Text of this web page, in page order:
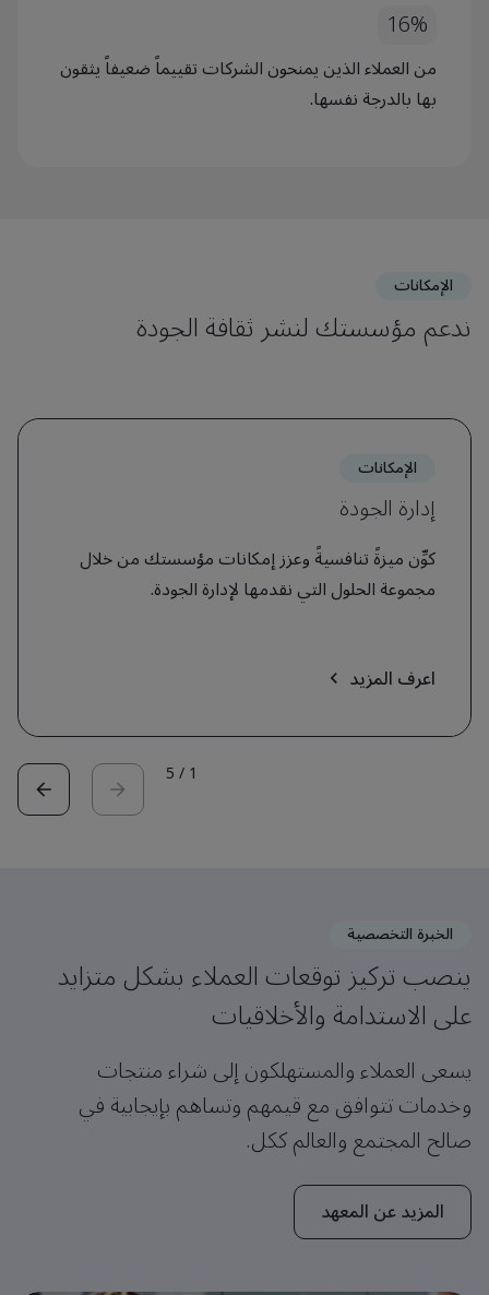
16%
من العملاء الذين يمنحون الشركات تقييماً ضعيفاً يثقون
بها بالدرجة نفسها.
الإمكانات
ندعم مؤسستك لنشر ثقافة الجودة
الإمكانات
إدارة الجودة
كوِّن ميزةً تنافسيةً وعزز إمكانات مؤسستك من خلال
مجموعة الحلول التي نقدمها لإدارة الجودة.
اعرف المزيد
1
/
5
الخبرة التخصصية
ينصب تركيز توقعات العملاء بشكل متزايد
على الاستدامة والأخلاقيات
يسعى العملاء والمستهلكون إلى شراء منتجات
وخدمات تتوافق مع قيمهم وتساهم بإيجابية في
صالح المجتمع والعالم ككل.
المزيد عن المعهد